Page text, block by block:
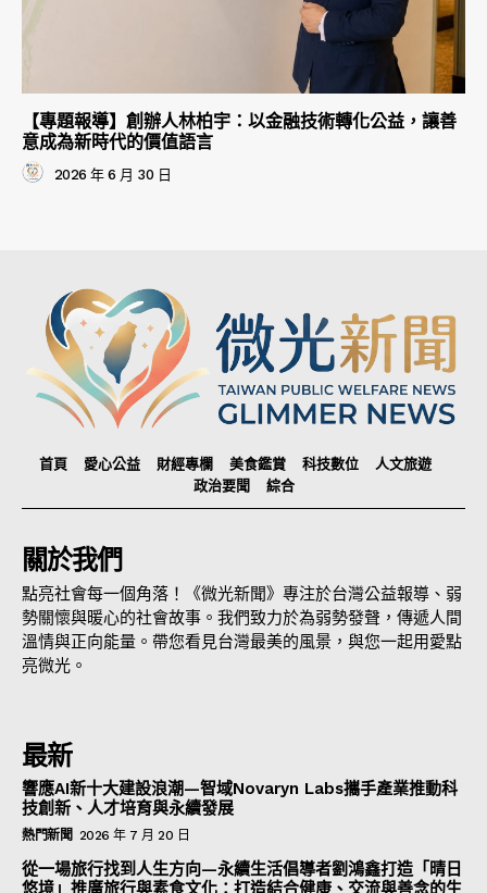
【專題報導】創辦人林柏宇：以金融技術轉化公益，讓善
意成為新時代的價值語言
2026 年 6 月 30 日
首頁 愛心公益 財經專欄 美食鑑賞 科技數位
人文旅遊
政治要聞
綜合
關於我們
點亮社會每一個角落！《微光新聞》專注於台灣公益報導、弱
勢關懷與暖心的社會故事。我們致力於為弱勢發聲，傳遞人間
溫情與正向能量。帶您看見台灣最美的風景，與您一起用愛點
亮微光。
最新
響應AI新十大建設浪潮—智域Novaryn Labs攜手產業推動科
技創新、人才培育與永續發展
熱門新聞 2026 年 7 月 20 日
從一場旅行找到人生方向—永續生活倡導者劉鴻鑫打造「晴日
悠境」推廣旅行與素食文化：打造結合健康、交流與善念的生